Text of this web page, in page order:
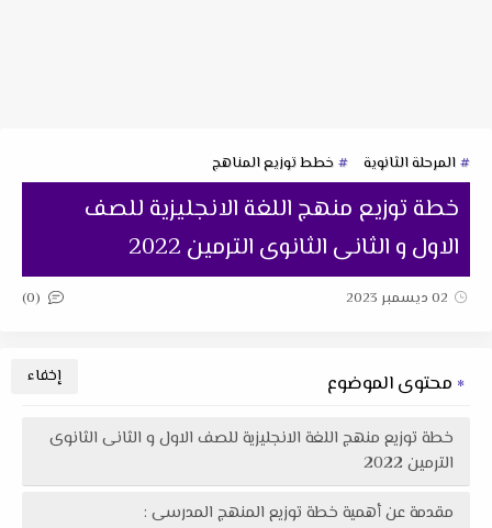
المرحلة الثانوية خطط توزيع المناهج
خطة توزيع منهج اللغة الانجليزية للصف
الاول و الثانى الثانوى الترمين 2022
02 ديسمبر 2023 (0)
محتوى الموضوع
خطة توزيع منهج اللغة الانجليزية للصف الاول و الثانى الثانوى
الترمين 2022
مقدمة عن أهمية خطة توزيع المنهج المدرسى :